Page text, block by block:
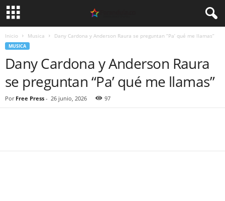
Inicio Musica Dany Cardona y Anderson Raura se preguntan “Pa’ qué me llamas”
MUSICA
Dany Cardona y Anderson Raura
se preguntan “Pa’ qué me llamas”
Por Free Press - 26 junio, 2026 97